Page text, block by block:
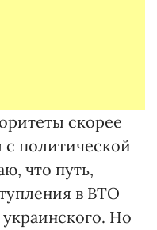
скорее
с политической
что путь,
в ВТО
Но